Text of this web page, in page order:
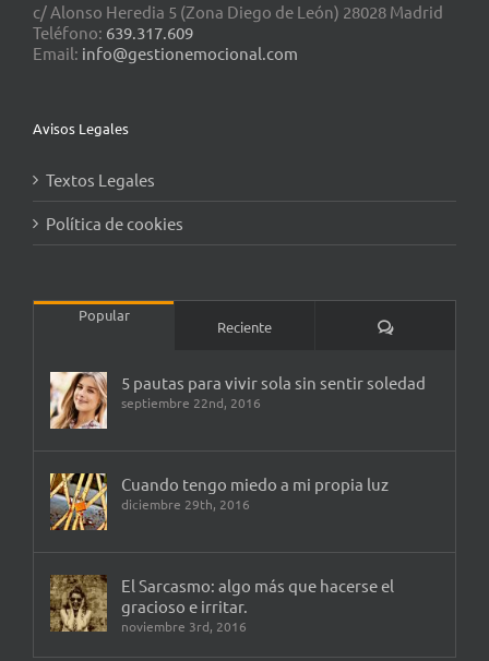
c/ Alonso Heredia 5 (Zona Diego de León) 28028 Madrid
Teléfono: 639.317.609
Email: info@gestionemocional.com
Avisos Legales
Textos Legales
Política de cookies
Popular
Reciente Comentarios
5 pautas para vivir sola sin sentir soledad
septiembre 22nd, 2016
Cuando tengo miedo a mi propia luz
diciembre 29th, 2016
El Sarcasmo: algo más que hacerse el
gracioso e irritar.
noviembre 3rd, 2016